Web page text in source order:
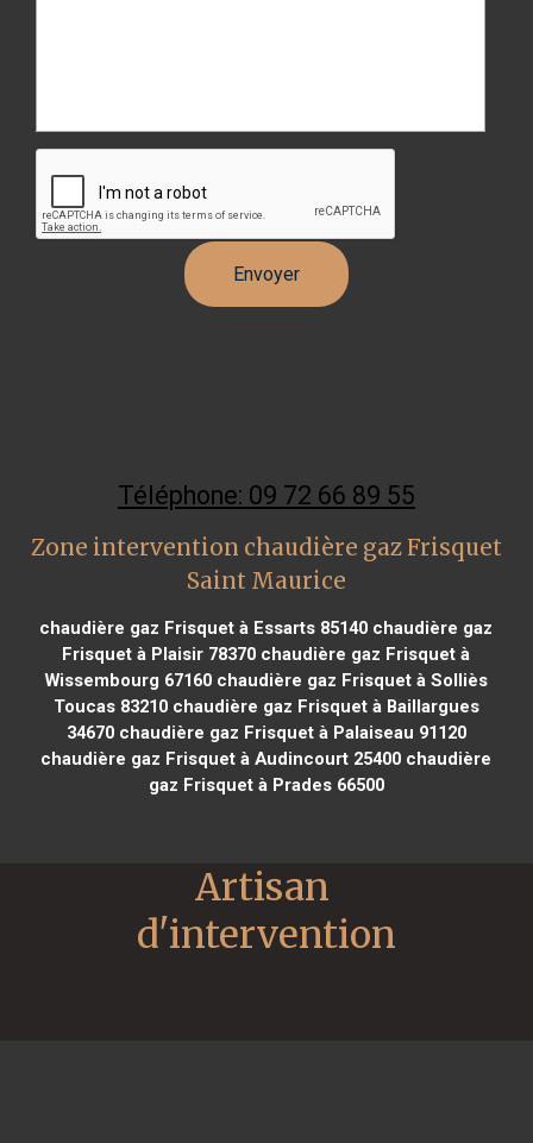
Téléphone: 09 72 66 89 55
Zone intervention chaudière gaz Frisquet
Saint Maurice
chaudière gaz Frisquet à Essarts 85140 chaudière gaz
Frisquet à Plaisir 78370 chaudière gaz Frisquet à
Wissembourg 67160chaudière gaz Frisquet à Solliès
Toucas 83210chaudière gaz Frisquet à Baillargues
34670chaudière gaz Frisquet à Palaiseau 91120
chaudière gaz Frisquet à Audincourt 25400 chaudière
gaz Frisquet à Prades 66500
Artisan
d'intervention